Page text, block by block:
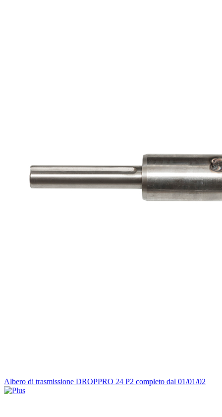
Albero di trasmissione DROPPRO 24 P2 completo dal 01/01/02